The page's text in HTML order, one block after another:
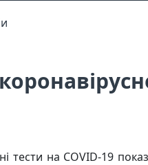
тести на COVID-19